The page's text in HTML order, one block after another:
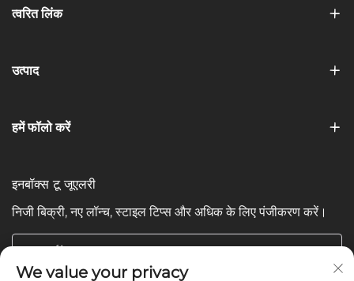
त्वरित लिंक
उत्पाद
हमें फॉलो करें
इनबॉक्स टू जूएलरी
निजी बिक्री, नए लॉन्च, स्टाइल टिप्स और अधिक के लिए पंजीकरण करें।
आपका ईमेल
We value your privacy